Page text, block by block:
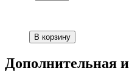
Дополнительная